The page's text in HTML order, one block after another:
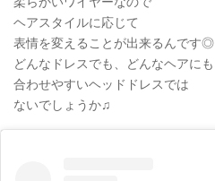
ヘアスタイルに応じて
表情を変えることが出来るんです◎
どんなドレスでも、どんなヘアにも
合わせやすいヘッドドレスでは
ないでしょうか♫